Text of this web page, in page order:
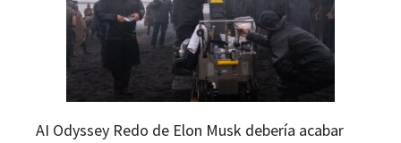
AI Odyssey Redo de Elon Musk debería acabar